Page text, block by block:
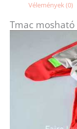
Vélemények (0)
Tmac